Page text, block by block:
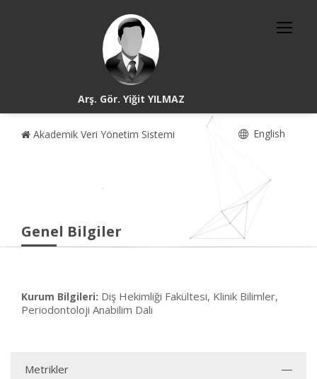
Arş. Gör. Yiğit YILMAZ
Akademik Veri Yönetim Sistemi English
Genel Bilgiler
Kurum Bilgileri: Diş Hekimliği Fakültesi, Klinik Bilimler,
Periodontoloji Anabilim Dalı
Metrikler